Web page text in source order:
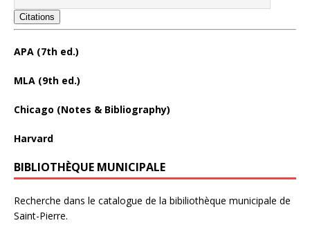
Citations
APA (7th ed.)
MLA (9th ed.)
Chicago (Notes & Bibliography)
Harvard
BIBLIOTHÈQUE MUNICIPALE
Recherche dans le catalogue de la bibiliothèque municipale de
Saint-Pierre.